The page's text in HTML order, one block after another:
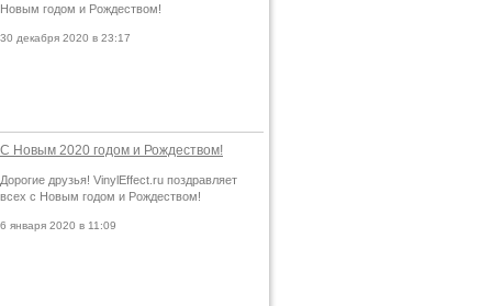
Новым годом и Рождеством!
30 декабря 2020 в 23:17
С Новым 2020 годом и Рождеством!
Дорогие друзья! VinylEffect.ru поздравляет
всех с Новым годом и Рождеством!
6 января 2020 в 11:09